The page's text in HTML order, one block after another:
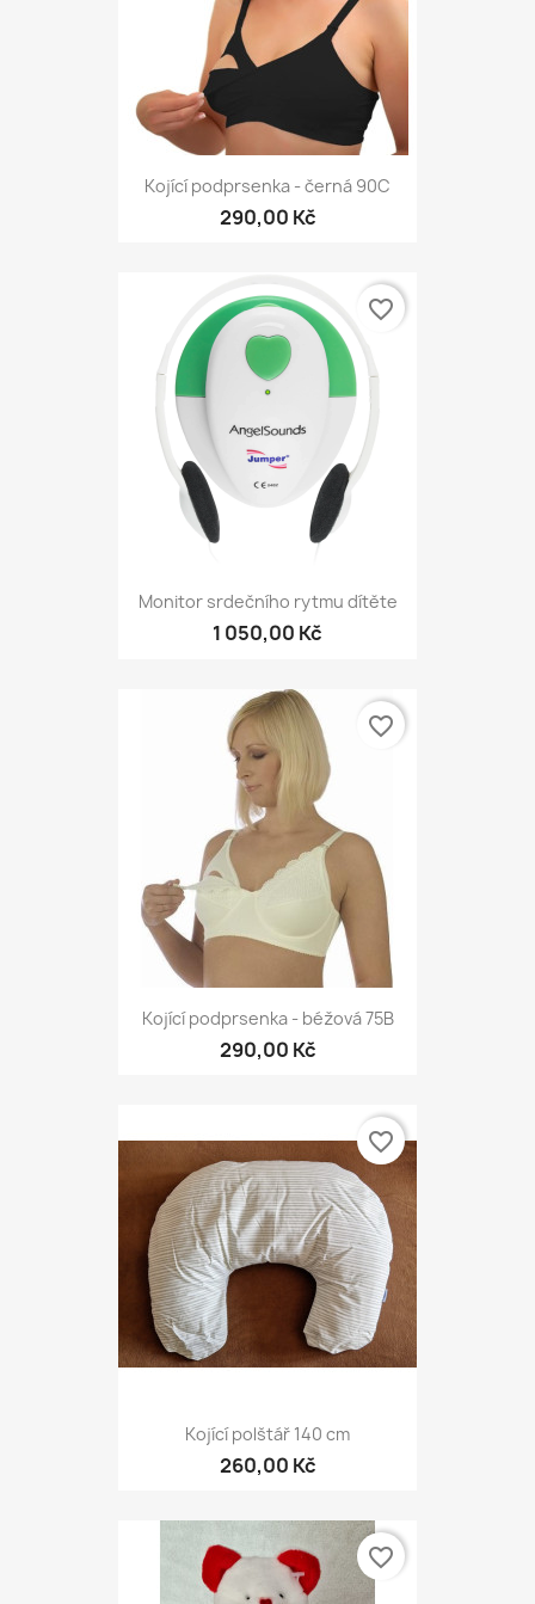
Kojící podprsenka - černá 90C
290,00 Kč
Monitor srdečního rytmu dítěte
1 050,00 Kč
favorite_border
Kojící podprsenka - béžová 75B
290,00 Kč
favorite_border
Kojící polštář 140 cm
260,00 Kč
favorite_border
favorite_border